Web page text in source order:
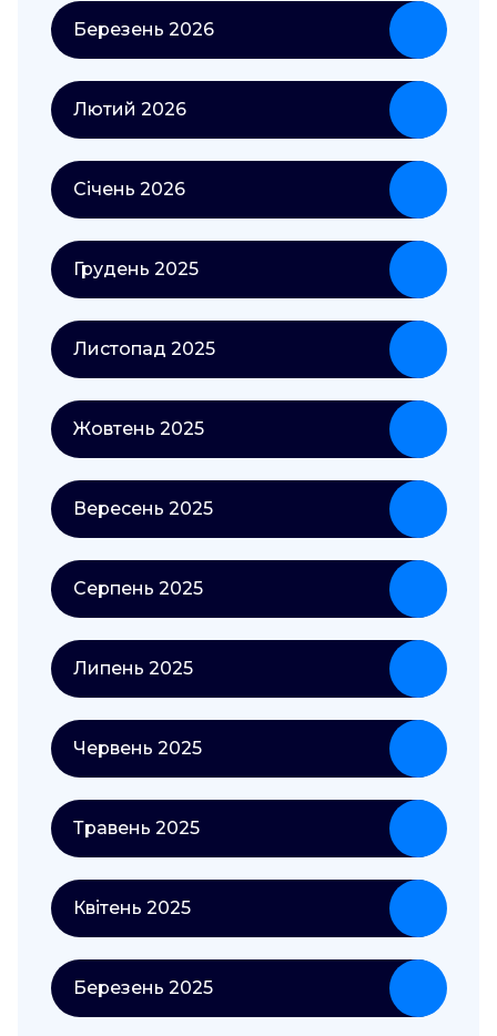
Березень 2026
Лютий 2026
Січень 2026
Грудень 2025
Листопад 2025
Жовтень 2025
Вересень 2025
Серпень 2025
Липень 2025
Червень 2025
Травень 2025
Квітень 2025
Березень 2025